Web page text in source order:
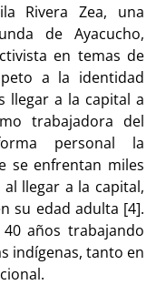
Rivera Zea, una
de Ayacucho,
en temas de
a la identidad
llegar a la capital a
trabajadora del
personal la
se enfrentan miles
llegar a la capital,
su edad adulta [4].
años trabajando
indígenas, tanto en